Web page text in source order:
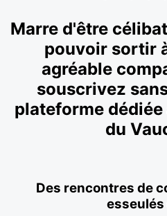
Marre d'être
pouvoir sortir
agréable
souscrivez
plateforme
du
Des rencontres de
esseulés